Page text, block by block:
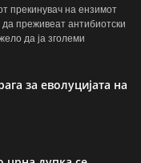
прекинувач на ензимот
преживеат антибиотски
да ја зголеми
за еволуцијата на